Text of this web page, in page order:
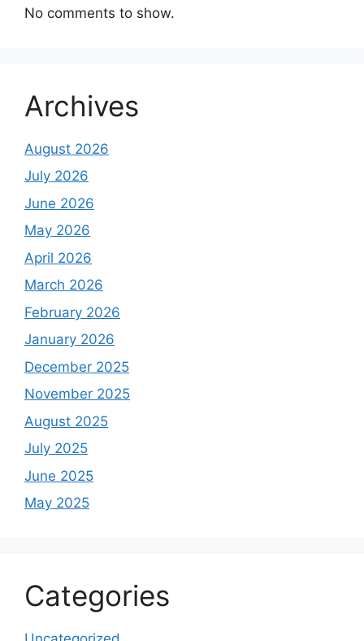
No comments to show.
Archives
August 2026
July 2026
June 2026
May 2026
April 2026
March 2026
February 2026
January 2026
December 2025
November 2025
August 2025
July 2025
June 2025
May 2025
Categories